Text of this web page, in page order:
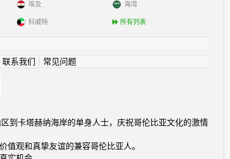
埃及
科威特
海湾
所有列表
联系我们 常见问题
到卡塔赫纳海岸的单身人士，庆祝哥伦比亚文化的激情
观和真挚友谊的兼容哥伦比亚人。